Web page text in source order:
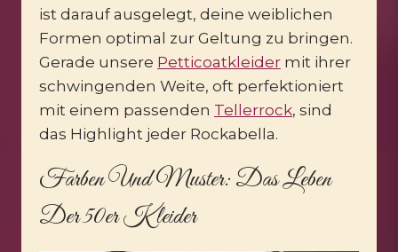
ist darauf ausgelegt, deine weiblichen
Formen optimal zur Geltung zu bringen.
Gerade unsere Petticoatkleider mit ihrer
schwingenden Weite, oft perfektioniert
mit einem passenden Tellerrock, sind
das Highlight jeder Rockabella.
Farben Und Muster: Das Leben
Der 50er Kleider